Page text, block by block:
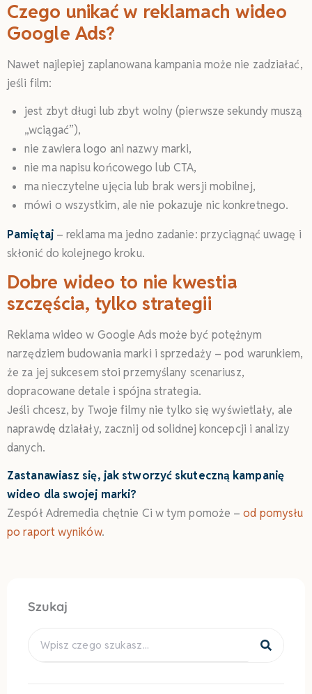
Czego unikać w reklamach wideo
Google Ads?
Nawet najlepiej zaplanowana kampania może nie zadziałać,
jeśli film:
jest zbyt długi lub zbyt wolny (pierwsze sekundy muszą
„wciągać”),
nie zawiera logo ani nazwy marki,
nie ma napisu końcowego lub CTA,
ma nieczytelne ujęcia lub brak wersji mobilnej,
mówi o wszystkim, ale nie pokazuje nic konkretnego.
Pamiętaj – reklama ma jedno zadanie: przyciągnąć uwagę i
skłonić do kolejnego kroku.
Dobre wideo to nie kwestia
szczęścia, tylko strategii
Reklama wideo w Google Ads może być potężnym
narzędziem budowania marki i sprzedaży – pod warunkiem,
że za jej sukcesem stoi przemyślany scenariusz,
dopracowane detale i spójna strategia.
Jeśli chcesz, by Twoje filmy nie tylko się wyświetlały, ale
naprawdę działały, zacznij od solidnej koncepcji i analizy
danych.
Zastanawiasz się, jak stworzyć skuteczną kampanię
wideo dla swojej marki?
Zespół Adremedia chętnie Ci w tym pomoże –od pomysłu
po raport wyników.
Szukaj